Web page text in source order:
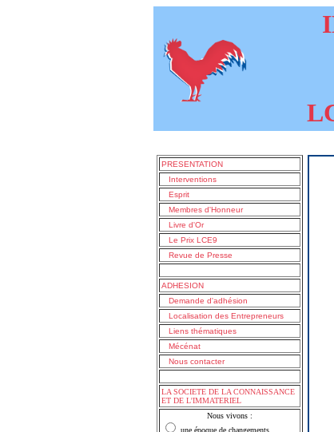
PRESENTATION
Interventions
Esprit
Membres d'Honneur
Livre d'Or
Le Prix LCE9
Revue de Presse
ADHESION
Demande d'adhésion
Localisation des Entrepreneurs
Liens thématiques
Mécénat
Nous contacter
LA SOCIETE DE LA CONNAISSANCE
ET DE L'IMMATERIEL
Nous vivons :
une époque de changements